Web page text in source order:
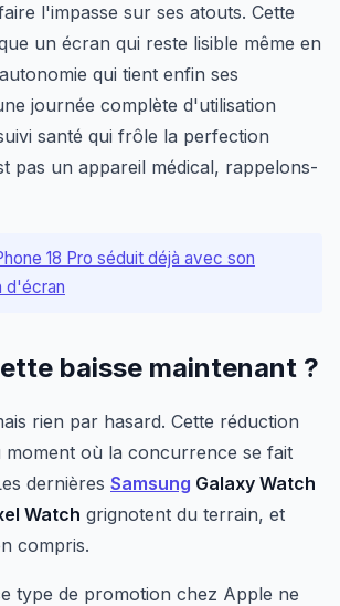
l'impasse sur ses atouts. Cette
un écran qui reste lisible même en
qui tient enfin ses
journée complète d'utilisation
santé qui frôle la perfection
pas un appareil médical, rappelons-
18 Pro séduit déjà avec son
d'écran
baisse maintenant ?
rien par hasard. Cette réduction
moment où la concurrence se fait
dernières Samsung Galaxy Watch
Watch grignotent du terrain, et
compris.
type de promotion chez Apple ne